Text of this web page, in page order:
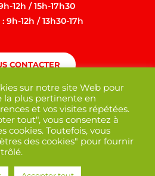
12h / 15h-17h30
9h-12h / 13h30-17h
CONTACTER
sur notre site Web pour
la plus pertinente en
et vos visites répétées.
tout", vous consentez à
cookies. Toutefois, vous
des cookies" pour fournir